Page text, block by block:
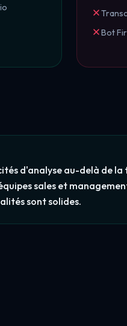
Bot
d'analyse au-delà de
sales et
sont solides.